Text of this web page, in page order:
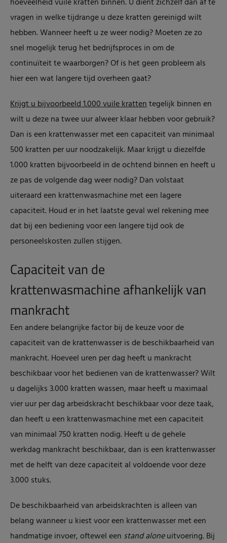
vragen in welke tijdrange u deze kratten gereinigd wilt
hebben. Wanneer heeft u ze weer nodig? Moeten ze zo
snel mogelijk terug het bedrijfsproces in om de
continuïteit te waarborgen? Of is het geen probleem als
hier een wat langere tijd overheen gaat?
Krijgt u bijvoorbeeld 1.000 vuile krattentegelijk binnen en
wilt u deze na twee uur alweer klaar hebben voor gebruik?
Dan is een krattenwasser met een capaciteit van minimaal
500 kratten per uur noodzakelijk. Maar krijgt u diezelfde
1.000 kratten bijvoorbeeld in de ochtend binnen en heeft u
ze pas de volgende dag weer nodig? Dan volstaat
uiteraard een krattenwasmachine met een lagere
capaciteit. Houd er in het laatste geval wel rekening mee
dat bij een bediening voor een langere tijd ook de
personeelskosten zullen stijgen.
Capaciteit van de
krattenwasmachine afhankelijk van
mankracht
Een andere belangrijke factor bij de keuze voor de
capaciteit van de krattenwasser is de beschikbaarheid van
mankracht. Hoeveel uren per dag heeft u mankracht
beschikbaar voor het bedienen van de krattenwasser? Wilt
u dagelijks 3.000 kratten wassen, maar heeft u maximaal
vier uur per dag arbeidskracht beschikbaar voor deze taak,
dan heeft u een krattenwasmachine met een capaciteit
van minimaal 750 kratten nodig. Heeft u de gehele
werkdag mankracht beschikbaar, dan is een krattenwasser
met de helft van deze capaciteit al voldoende voor deze
3.000 stuks.
De beschikbaarheid van arbeidskrachten is alleen van
belang wanneer u kiest voor een krattenwasser met een
handmatige invoer, oftewel een stand aloneuitvoering. Bij